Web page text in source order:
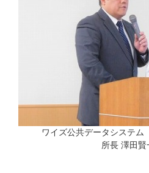
ワイズ公共データシステム
所長 澤田賢